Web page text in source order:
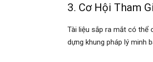
3. Cơ Hội Tham
Tài liệu sắp ra mắt có thể
dựng khung pháp lý minh